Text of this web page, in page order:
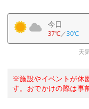
今日
37℃／30℃
天
※施設やイベントが休
す。おでかけの際は事